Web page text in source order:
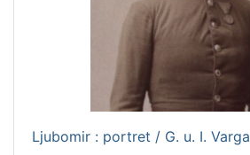
Ljubomir : portret / G. u. I. Varga